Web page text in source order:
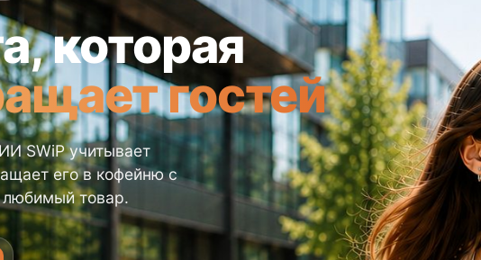
которая
гостей
SWiP учитывает
его в кофейню с
товар.